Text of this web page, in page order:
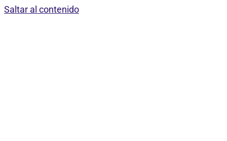
Saltar al contenido